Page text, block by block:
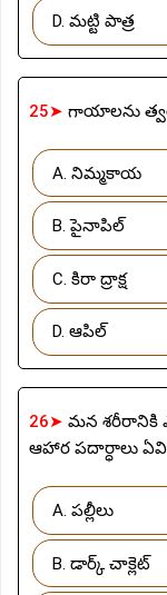
D. మట్టి పాత్ర
25➤ గాయాలను
A. నిమ్మకాయ
B. పైనాపిల్
C. కిరా ద్రాక్ష
D. ఆపిల్
26➤ మన శరీరానికి
ఆహార పదార్ధాలు ఏవి
A. పల్లీలు
B. డార్క్ చాక్లెట్